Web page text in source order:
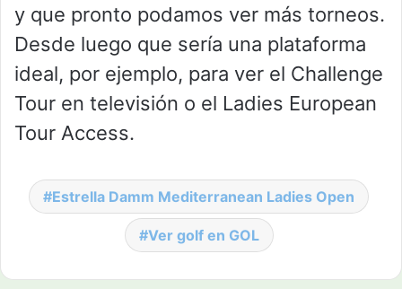
y que pronto podamos ver más torneos.
Desde luego que sería una plataforma
ideal, por ejemplo, para ver el Challenge
Tour en televisión o el Ladies European
Tour Access.
Estrella Damm Mediterranean Ladies Open
Ver golf en GOL